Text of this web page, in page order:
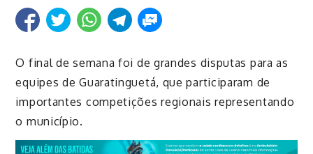
O final de semana foi de grandes disputas para as
equipes de Guaratinguetá, que participaram de
importantes competições regionais representando
o município.